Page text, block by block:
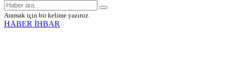
Aramak için bir kelime yazınız.
HABER İHBAR